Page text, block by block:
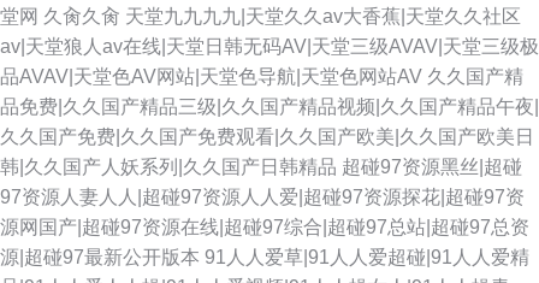
堂网 久肏久肏 天堂九九九九|天堂久久av大香蕉|天堂久久社区
av|天堂狼人av在线|天堂日韩无码AV|天堂三级AVAV|天堂三级极
品AVAV|天堂色AV网站|天堂色导航|天堂色网站AV 久久国产精
品免费|久久国产精品三级|久久国产精品视频|久久国产精品午夜|
久久国产免费|久久国产免费观看|久久国产欧美|久久国产欧美日
韩|久久国产人妖系列|久久国产日韩精品 超碰97资源黑丝|超碰
97资源人妻人人|超碰97资源人人爱|超碰97资源探花|超碰97资
源网国产|超碰97资源在线|超碰97综合|超碰97总站|超碰97总资
源|超碰97最新公开版本 91人人爱草|91人人爱超碰|91人人爱精